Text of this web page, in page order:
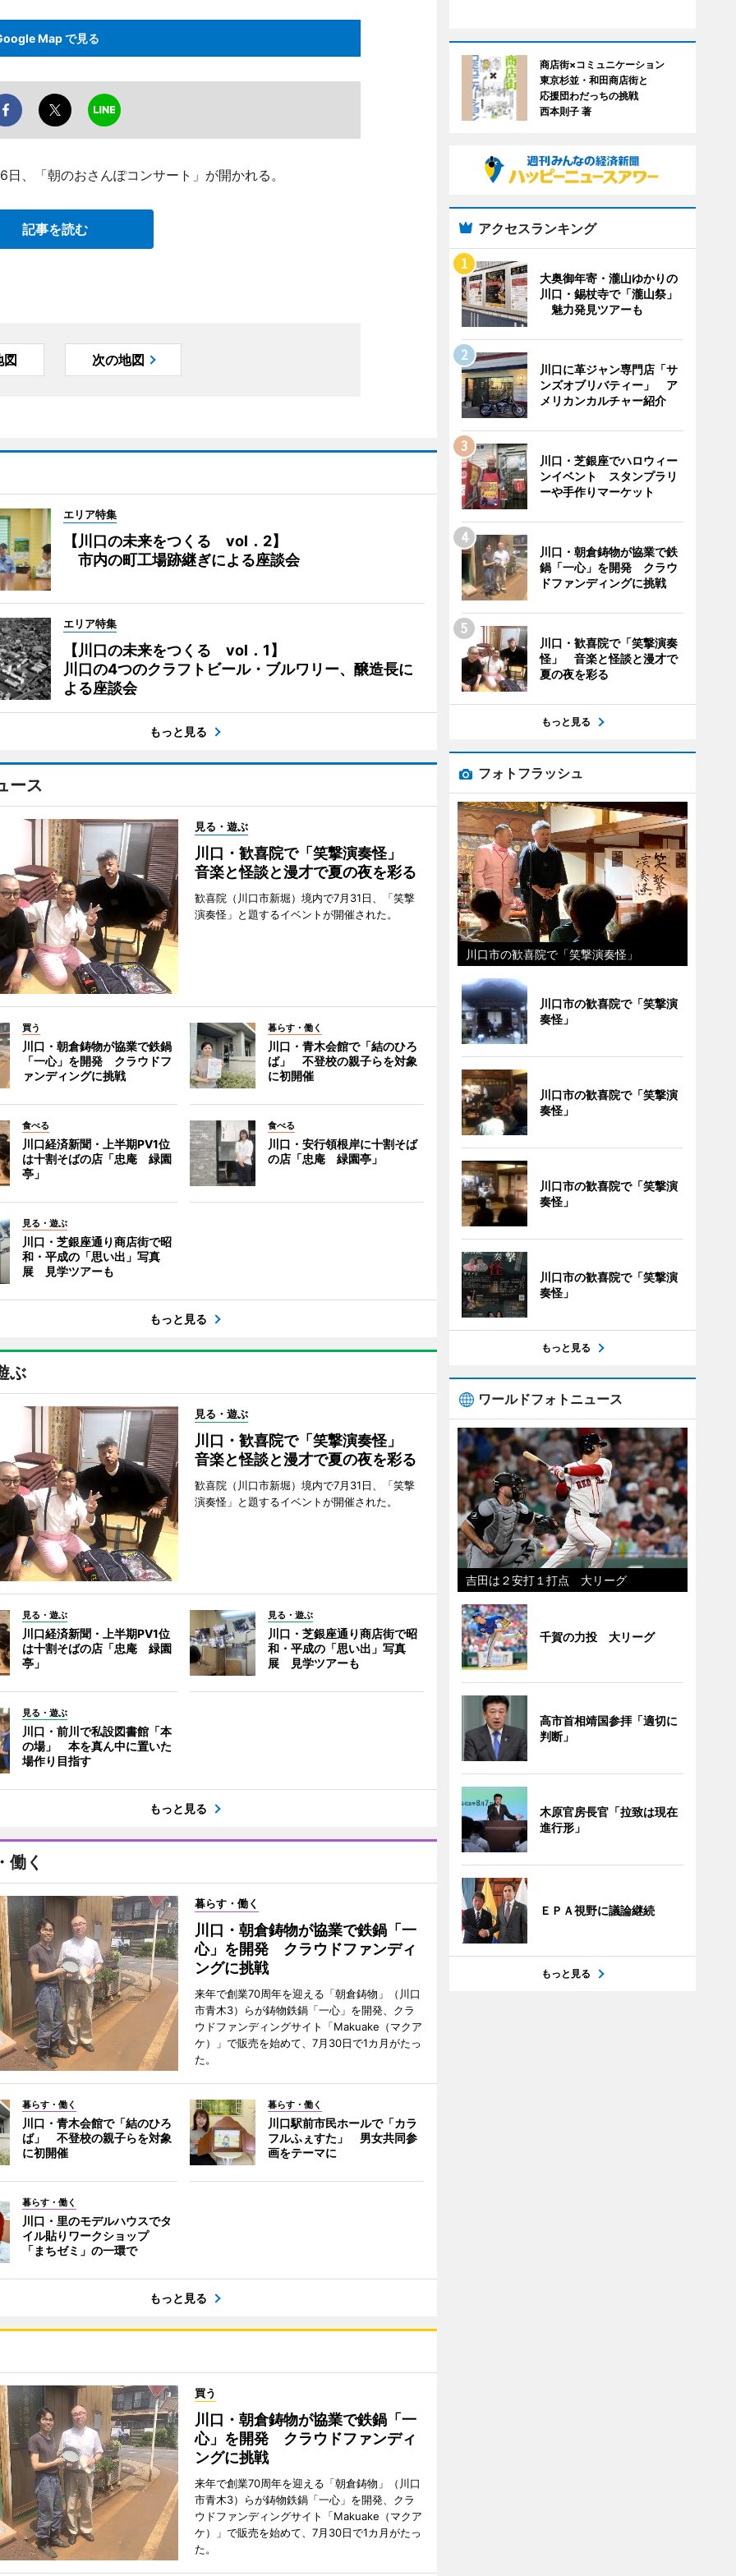
Map で見る
、「朝のおさんぽコンサート」が開かれる。
記事を読む
図 次の地図
エリア特集
【川口の未来をつくる vol．2】
市内の町工場跡継ぎによる座談会
エリア特集
【川口の未来をつくる vol．1】
川口の4つのクラフトビール・ブルワリー、醸造長に
よる座談会
もっと見る
ース
見る・遊ぶ
川口・歓喜院で「笑撃演奏怪」
音楽と怪談と漫才で夏の夜を彩る
歓喜院（川口市新堀）境内で7月31日、「笑撃
演奏怪」と題するイベントが開催された。
買う
川口・朝倉鋳物が協業で鉄鍋
「一心」を開発 クラウドフ
ァンディングに挑戦
暮らす・働く
川口・青木会館で「結のひろ
ば」 不登校の親子らを対象
に初開催
食べる
川口経済新聞・上半期PV1位
は十割そばの店「忠庵 緑園
亭」
食べる
川口・安行領根岸に十割そば
の店「忠庵 緑園亭」
見る・遊ぶ
川口・芝銀座通り商店街で昭
和・平成の「思い出」写真
展 見学ツアーも
もっと見る
ぶ
見る・遊ぶ
川口・歓喜院で「笑撃演奏怪」
音楽と怪談と漫才で夏の夜を彩る
歓喜院（川口市新堀）境内で7月31日、「笑撃
演奏怪」と題するイベントが開催された。
見る・遊ぶ
川口経済新聞・上半期PV1位
は十割そばの店「忠庵 緑園
亭」
見る・遊ぶ
川口・芝銀座通り商店街で昭
和・平成の「思い出」写真
展 見学ツアーも
見る・遊ぶ
川口・前川で私設図書館「本
の場」 本を真ん中に置いた
場作り目指す
もっと見る
働く
暮らす・働く
川口・朝倉鋳物が協業で鉄鍋「一
心」を開発 クラウドファンディ
ングに挑戦
来年で創業70周年を迎える「朝倉鋳物」（川口
市青木3）らが鋳物鉄鍋「一心」を開発、クラ
ウドファンディングサイト「Makuake（マクア
ケ）」で販売を始めて、7月30日で1カ月がたっ
た。
暮らす・働く
川口・青木会館で「結のひろ
ば」 不登校の親子らを対象
に初開催
暮らす・働く
川口駅前市民ホールで「カラ
フルふぇすた」 男女共同参
画をテーマに
暮らす・働く
川口・里のモデルハウスでタ
イル貼りワークショップ
「まちゼミ」の一環で
もっと見る
買う
川口・朝倉鋳物が協業で鉄鍋「一
心」を開発 クラウドファンディ
ングに挑戦
来年で創業70周年を迎える「朝倉鋳物」（川口
市青木3）らが鋳物鉄鍋「一心」を開発、クラ
ウドファンディングサイト「Makuake（マクア
ケ）」で販売を始めて、7月30日で1カ月がたっ
た。
商店街×コミュニケーション
東京杉並・和田商店街と
応援団わだっちの挑戦
西本則子 著
アクセスランキング
大奥御年寄・瀧山ゆかりの
川口・錫杖寺で「瀧山祭」
魅力発見ツアーも
川口に革ジャン専門店「サ
ンズオブリバティー」 ア
メリカンカルチャー紹介
川口・芝銀座でハロウィー
ンイベント スタンプラリ
ーや手作りマーケット
川口・朝倉鋳物が協業で鉄
鍋「一心」を開発 クラウ
ドファンディングに挑戦
川口・歓喜院で「笑撃演奏
怪」 音楽と怪談と漫才で
夏の夜を彩る
もっと見る
フォトフラッシュ
川口市の歓喜院で「笑撃演奏怪」
川口市の歓喜院で「笑撃演
奏怪」
川口市の歓喜院で「笑撃演
奏怪」
川口市の歓喜院で「笑撃演
奏怪」
川口市の歓喜院で「笑撃演
奏怪」
もっと見る
ワールドフォトニュース
吉田は２安打１打点 大リーグ
千賀の力投 大リーグ
高市首相靖国参拝「適切に
判断」
木原官房長官「拉致は現在
進行形」
ＥＰＡ視野に議論継続
もっと見る